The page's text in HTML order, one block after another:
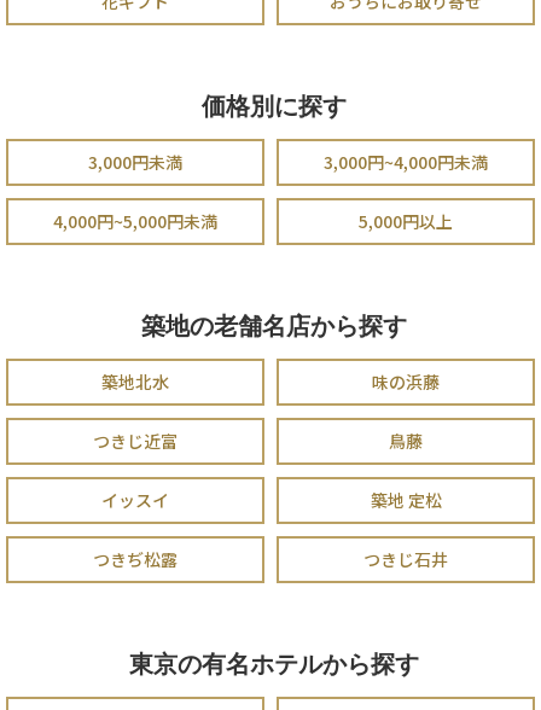
価格別に探す
3,000円未満 3,000円~4,000円未満
4,000円~5,000円未満 5,000円以上
築地の老舗名店から探す
築地北水 味の浜藤
つきじ近富 鳥藤
イッスイ 築地 定松
つきぢ松露 つきじ石井
東京の有名ホテルから探す